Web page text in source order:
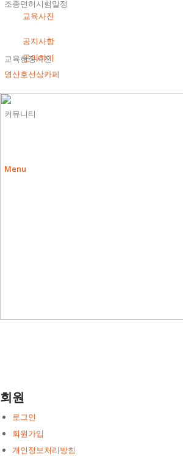
조종면허시험일정
교육현장사진
커뮤니티
Menu
교육사진
공지사항
문의하기
영산호선상카페
회원
로그인
회원가입
개인정보처리방침